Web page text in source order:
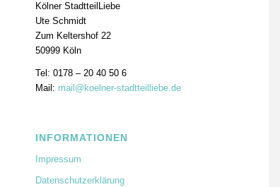
Kölner StadtteilLiebe
Ute Schmidt
Zum Keltershof 22
50999 Köln
Tel: 0178 – 20 40 50 6
Mail: mail@koelner-stadtteilliebe.de
INFORMATIONEN
Impressum
Datenschutzerklärung